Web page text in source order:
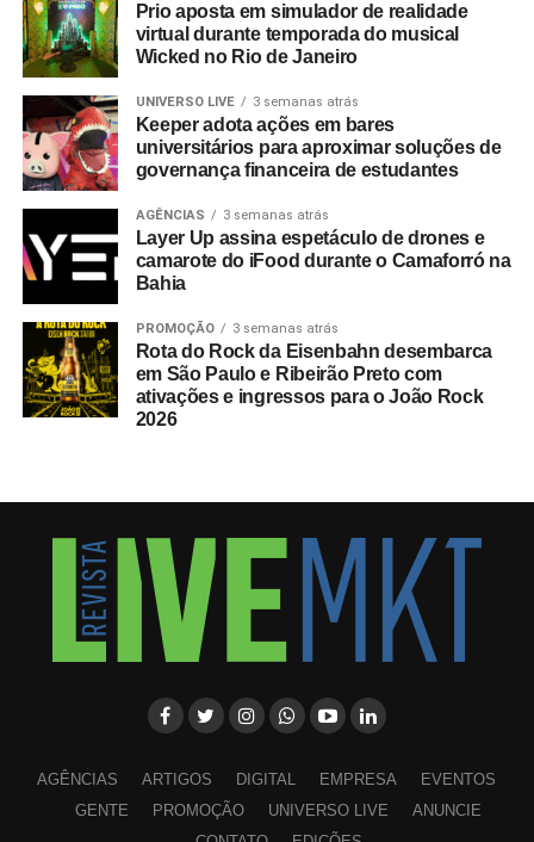
Prio aposta em simulador de realidade
virtual durante temporada do musical
Wicked no Rio de Janeiro
UNIVERSO LIVE 3 semanas atrás
Keeper adota ações em bares
universitários para aproximar soluções de
governança financeira de estudantes
AGÊNCIAS 3 semanas atrás
Layer Up assina espetáculo de drones e
camarote do iFood durante o Camaforró na
Bahia
PROMOÇÃO 3 semanas atrás
Rota do Rock da Eisenbahn desembarca
em São Paulo e Ribeirão Preto com
ativações e ingressos para o João Rock
2026
AGÊNCIAS ARTIGOS DIGITAL EMPRESA
EVENTOS
GENTE
PROMOÇÃO UNIVERSO LIVE
ANUNCIE